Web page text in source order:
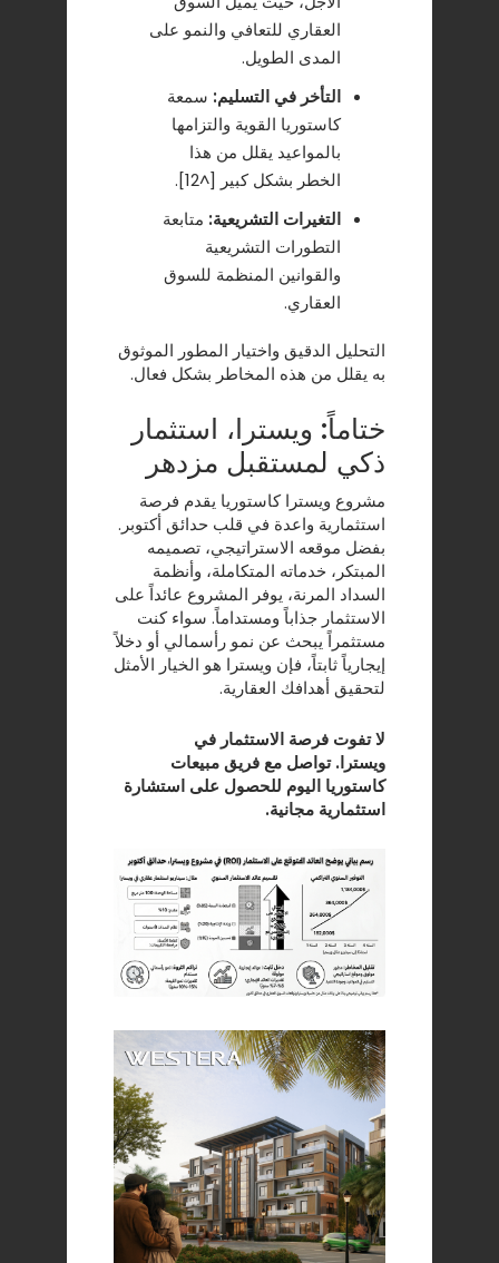
العقاري للتعافي والنمو على
المدى الطويل.
التأخر في التسليم: سمعة
كاستوريا القوية والتزامها
بالمواعيد يقلل من هذا
الخطر بشكل كبير [^12].
التغيرات التشريعية: متابعة
التطورات التشريعية
والقوانين المنظمة للسوق
العقاري.
التحليل الدقيق واختيار المطور الموثوق
به يقلل من هذه المخاطر بشكل فعال.
ختاماً: ويسترا، استثمار
ذكي لمستقبل مزدهر
مشروع ويسترا كاستوريا يقدم فرصة
استثمارية واعدة في قلب حدائق أكتوبر.
بفضل موقعه الاستراتيجي، تصميمه
المبتكر، خدماته المتكاملة، وأنظمة
السداد المرنة، يوفر المشروع عائداً على
الاستثمار جذاباً ومستداماً. سواء كنت
مستثمراً يبحث عن نمو رأسمالي أو دخلاً
إيجارياً ثابتاً، فإن ويسترا هو الخيار الأمثل
لتحقيق أهدافك العقارية.
لا تفوت فرصة الاستثمار في
ويسترا. تواصل مع فريق مبيعات
كاستوريا اليوم للحصول على استشارة
استثمارية مجانية.